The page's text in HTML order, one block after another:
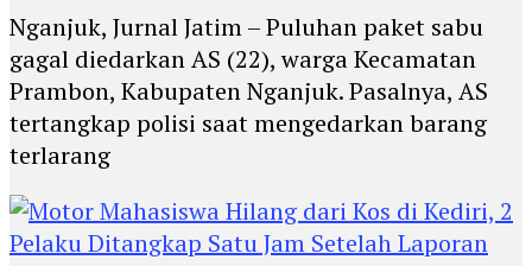
Nganjuk, Jurnal Jatim – Puluhan paket sabu
gagal diedarkan AS (22), warga Kecamatan
Prambon, Kabupaten Nganjuk. Pasalnya, AS
tertangkap polisi saat mengedarkan barang
terlarang